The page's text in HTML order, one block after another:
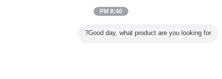
8:40 PM
Good day, what product are you looking for?